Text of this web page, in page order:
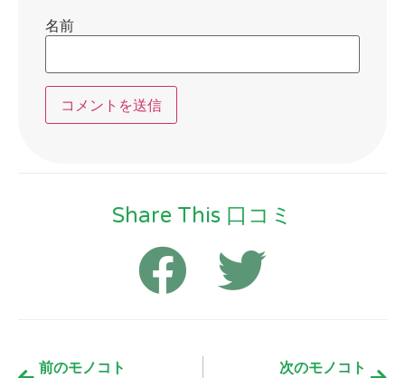
名前
Share This 口コミ
前のモノコト 次のモノコト